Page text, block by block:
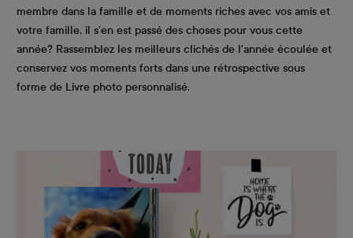
membre dans la famille et de moments riches avec vos amis et
votre famille, il s’en est passé des choses pour vous cette
année? Rassemblez les meilleurs clichés de l'année écoulée et
conservez vos moments forts dans une rétrospective sous
forme de Livre photo personnalisé.